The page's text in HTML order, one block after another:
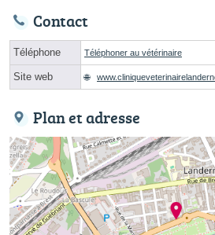
Contact
Téléphone Téléphoner au vétérinaire
Site web
Plan et adresse